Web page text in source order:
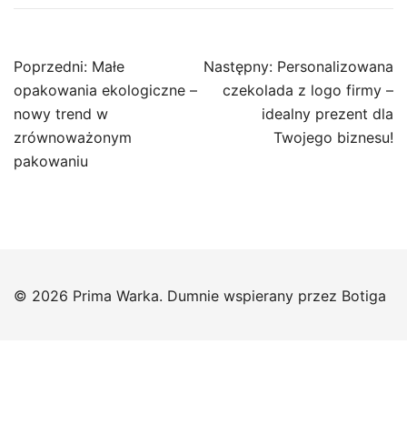
Nawigacja
wpisu
Poprzedni: Małe
opakowania ekologiczne –
nowy trend w
zrównoważonym
pakowaniu
Następny: Personalizowana
czekolada z logo firmy –
idealny prezent dla
Twojego biznesu!
© 2026 Prima Warka. Dumnie wspierany przez Botiga